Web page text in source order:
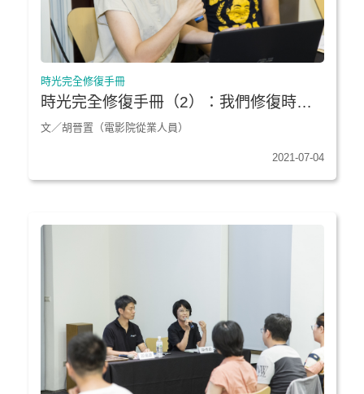
時光完全修復手冊
時光完全修復手冊（2）：我們修復時光
碎片的方法
文／胡晉置（電影院從業人員）
2021-07-04